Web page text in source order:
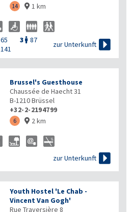
14  1 km
65 3  87
141
zur Unterkunft 
Brussel's Guesthouse
Chaussée de Haecht 31
B-1210Brüssel
+32-2-2194799
6  2 km
zur Unterkunft 
Youth Hostel 'Le Chab -
Vincent Van Gogh'
Rue Traversière 8